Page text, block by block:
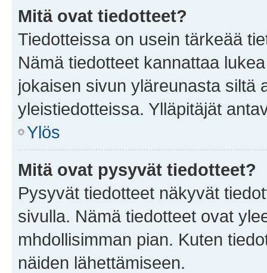
Mitä ovat tiedotteet?
Tiedotteissa on usein tärkeää
Nämä tiedotteet kannattaa
jokaisen sivun yläreunasta siltä
yleistiedotteissa. Ylläpitäjät
Ylös
Mitä ovat pysyvät tiedotteet?
Pysyvät tiedotteet näkyvät
sivulla. Nämä tiedotteet ovat
mhdollisimman pian. Kuten
näiden lähettämiseen.